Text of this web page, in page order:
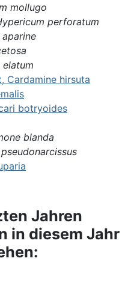
mollugo
perforatum
aparine
elatum
Cardamine hirsuta
botryoides
blanda
Jahren
in diesem Jahr